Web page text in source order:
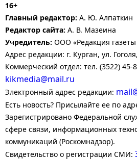
16+
Главный редактор: А. Ю. Алпаткин
Редактор сайта: А. В. Мазеина
Учредитель: ООО «Редакция
Адрес редакции: г. Курган, ул.
Коммерческий отдел: тел. (3522) 45-
kikmedia@mail.ru
Электронный адрес редакции:
Есть новость? Присылайте ее по
Зарегистрировано Федеральной
сфере связи, информационных
коммуникаций (Роскомнадзор).
Свидетельство о регистрации СМИ: